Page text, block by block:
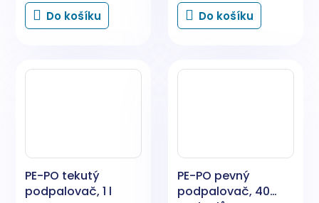
cena:
Do košíku
cena:
Do košíku
PE-PO tekutý
podpalovač, 1 l
PE-PO pevný
podpalovač, 40